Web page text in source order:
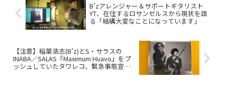
B’zアレンジャー＆サポートギタリスト
YT、在住するロサンゼルスから現状を語
る「結構大変なことになっています」
【注意】稲葉浩志(B’z)とS・サラスの
INABA／SALAS『Maximum Huavo』をプ
ッシュしていたタワレコ、緊急事態宣言